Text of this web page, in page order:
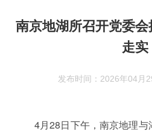
南京地湖所召开党委
走实
发布时间：2026年04月
4月28日下午，南京地理与